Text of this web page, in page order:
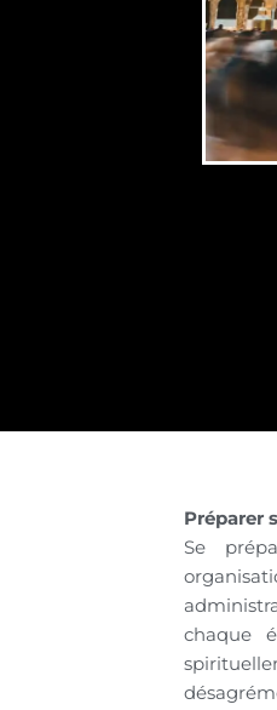
Préparer
Se
chaque